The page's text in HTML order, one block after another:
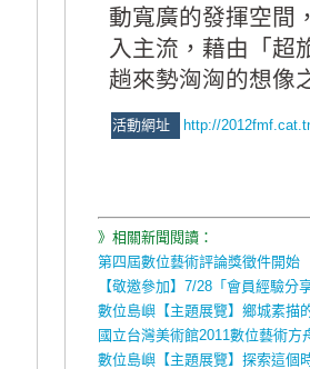
動寬廣的發揮空間
入主流，藉由「超
趟來勢洶洶的想像
活動網址 http://
》相關新聞閱讀：
第四屆數位藝術評論獎徵件開始
【敬邀參加】7/28「會員經驗
數位島嶼【主題展覽】鄉城素描
國立台灣美術館2011數位藝術
數位島嶼【主題展覽】探索這個